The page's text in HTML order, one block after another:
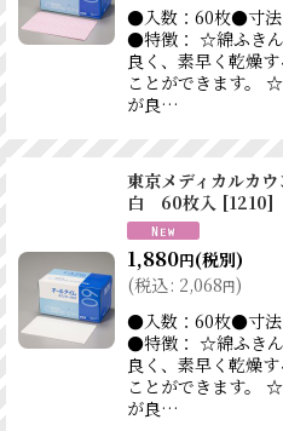
●入数：60枚●寸
●特徴： ☆綿ふきん
良く、素早く乾燥
ことができます。
が良…
東京メディカルカ
白 60枚入 [1210]
1,880円(税別)
(税込: 2,068円)
●入数：60枚●寸
●特徴： ☆綿ふきん
良く、素早く乾燥
ことができます。
が良…